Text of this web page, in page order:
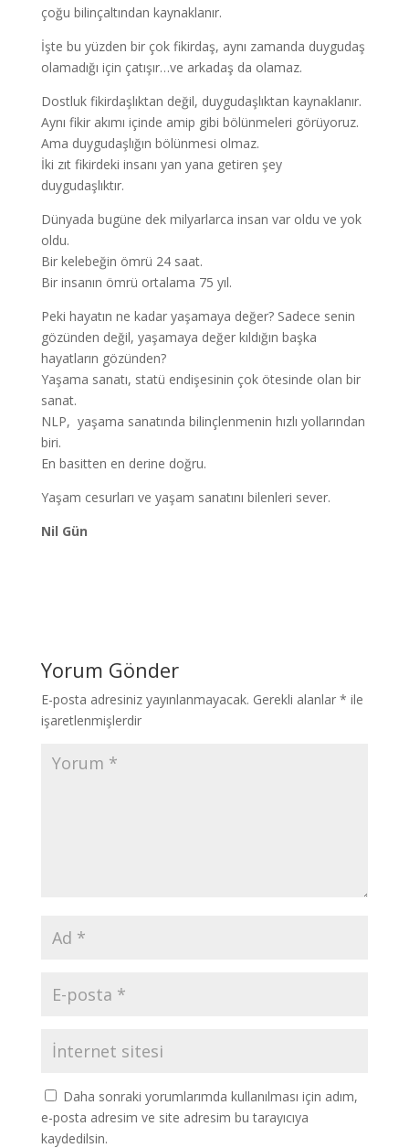
çoğu bilinçaltından kaynaklanır.
İşte bu yüzden bir çok fikirdaş, aynı zamanda duygudaş
olamadığı için çatışır…ve arkadaş da olamaz.
Dostluk fikirdaşlıktan değil, duygudaşlıktan kaynaklanır.
Aynı fikir akımı içinde amip gibi bölünmeleri görüyoruz.
Ama duygudaşlığın bölünmesi olmaz.
İki zıt fikirdeki insanı yan yana getiren şey
duygudaşlıktır.
Dünyada bugüne dek milyarlarca insan var oldu ve yok
oldu.
Bir kelebeğin ömrü 24 saat.
Bir insanın ömrü ortalama 75 yıl.
Peki hayatın ne kadar yaşamaya değer? Sadece senin
gözünden değil, yaşamaya değer kıldığın başka
hayatların gözünden?
Yaşama sanatı, statü endişesinin çok ötesinde olan bir
sanat.
NLP, yaşama sanatında bilinçlenmenin hızlı yollarından
biri.
En basitten en derine doğru.
Yaşam cesurları ve yaşam sanatını bilenleri sever.
Nil Gün
Yorum Gönder
E-posta adresiniz yayınlanmayacak. Gerekli alanlar * ile
işaretlenmişlerdir
Daha sonraki yorumlarımda kullanılması için adım,
e-posta adresim ve site adresim bu tarayıcıya
kaydedilsin.